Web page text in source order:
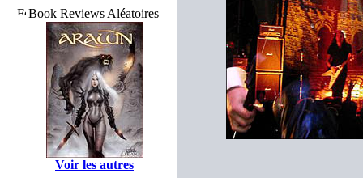
Book Reviews Aléatoires
Voir les autres